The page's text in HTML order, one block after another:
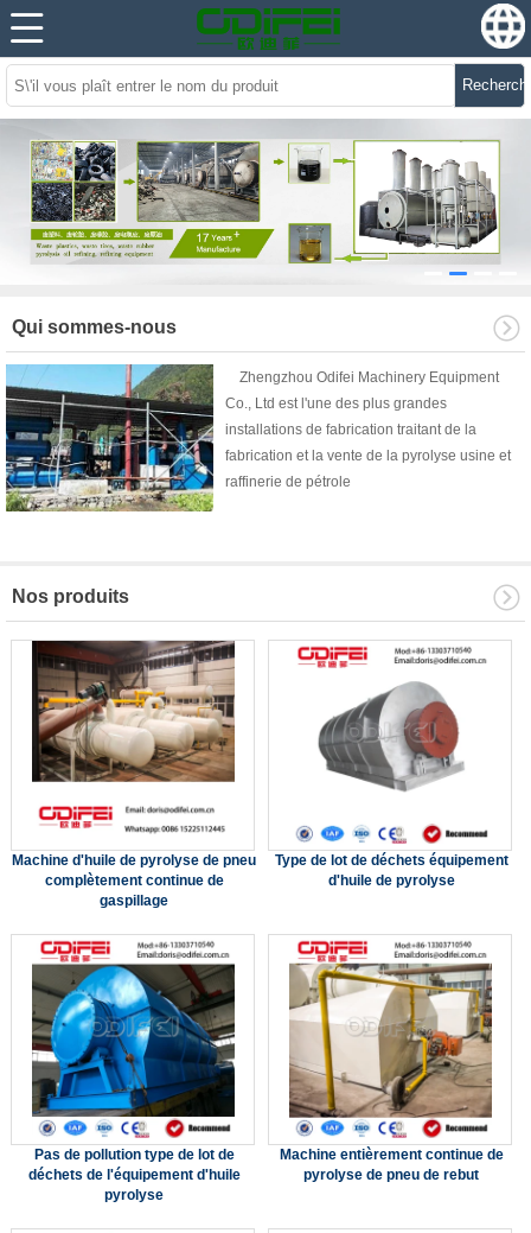
Qui sommes-nous
Zhengzhou Odifei Machinery Equipment
Co., Ltd est l'une des plus grandes
installations de fabrication traitant de la
fabrication et la vente de la pyrolyse usine et
raffinerie de pétrole
Nos produits
Machine d'huile de pyrolyse de pneu
complètement continue de
gaspillage
Type de lot de déchets équipement
d'huile de pyrolyse
Pas de pollution type de lot de
déchets de l'équipement d'huile
pyrolyse
Machine entièrement continue de
pyrolyse de pneu de rebut